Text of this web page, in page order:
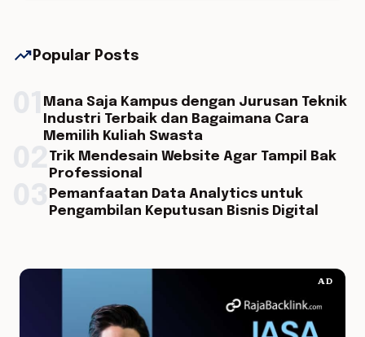
trending_up Popular Posts
Mana Saja Kampus dengan Jurusan Teknik
Industri Terbaik dan Bagaimana Cara
Memilih Kuliah Swasta
Trik Mendesain Website Agar Tampil Bak
Professional
Pemanfaatan Data Analytics untuk
Pengambilan Keputusan Bisnis Digital
AD